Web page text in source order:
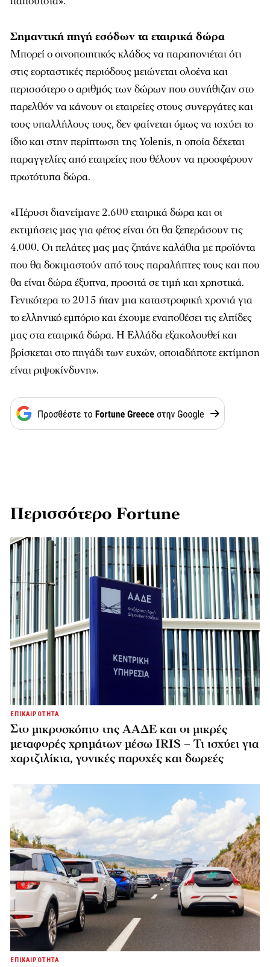
Σημαντική πηγή εσόδων τα εταιρικά δώρα
Μπορεί ο οινοποιητικός κλάδος να παραπονιέται ότι
στις εορταστικές περιόδους μειώνεται ολοένα και
περισσότερο ο αριθμός των δώρων που συνήθιζαν στο
παρελθόν να κάνουν οι εταιρείες στους συνεργάτες και
τους υπαλλήλους τους, δεν φαίνεται όμως να ισχύει το
ίδιο και στην περίπτωση της Yolenis, η οποία δέχεται
παραγγελίες από εταιρείες που θέλουν να προσφέρουν
πρωτότυπα δώρα.
«Πέρυσι διανείμανε 2.600 εταιρικά δώρα και οι
εκτιμήσεις μας για φέτος είναι ότι θα ξεπεράσουν τις
4.000. Οι πελάτες μας μας ζητάνε καλάθια με προϊόντα
που θα δοκιμαστούν από τους παραλήπτες τους και που
θα είναι δώρα έξυπνα, προσιτά σε τιμή και χρηστικά.
Γενικότερα το 2015 ήταν μια καταστροφική χρονιά για
το ελληνικό εμπόριο και έχουμε εναποθέσει τις ελπίδες
μας στα εταιρικά δώρα. Η Ελλάδα εξακολουθεί και
βρίσκεται στο πηγάδι των ευχών, οποιαδήποτε εκτίμηση
είναι ριψοκίνδυνη».
Περισσότερο Fortune
ΕΠΙΚΑΙΡΟΤΗΤΑ
Στο μικροσκόπιο της ΑΑΔΕ και οι μικρές
μεταφορές χρημάτων μέσω IRIS – Τι ισχύει για
χαρτζιλίκια, γονικές παροχές και δωρεές
ΕΠΙΚΑΙΡΟΤΗΤΑ